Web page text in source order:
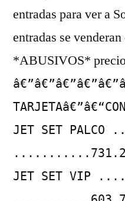
para
Soda
Stereo
entradas para ver a
entradas se
*ABUSIVOS*
JET SET
JET SET VIP